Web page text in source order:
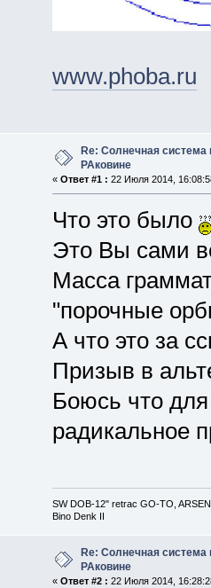
www.phoba.ru
Re: Солнечная система
РАковине
« Ответ #1 : 22 Июля 2014,
Что это было
Это Вы сами
Масса
"порочные
А что это за
Призыв в
Боюсь что
радикальное
SW DOB-12" retrac GO-TO,
Bino Denk II
Re: Солнечная система
РАковине
« Ответ #2 : 22 Июля 2014,